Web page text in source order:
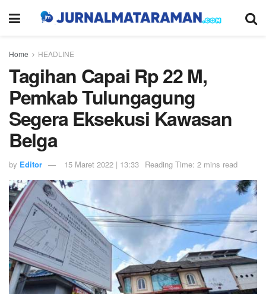
Home HEADLINE
Tagihan Capai Rp 22 M,
Pemkab Tulungagung
Segera Eksekusi Kawasan
Belga
by Editor 15 Maret 2022 | 13:33 Reading Time: 2 mins read